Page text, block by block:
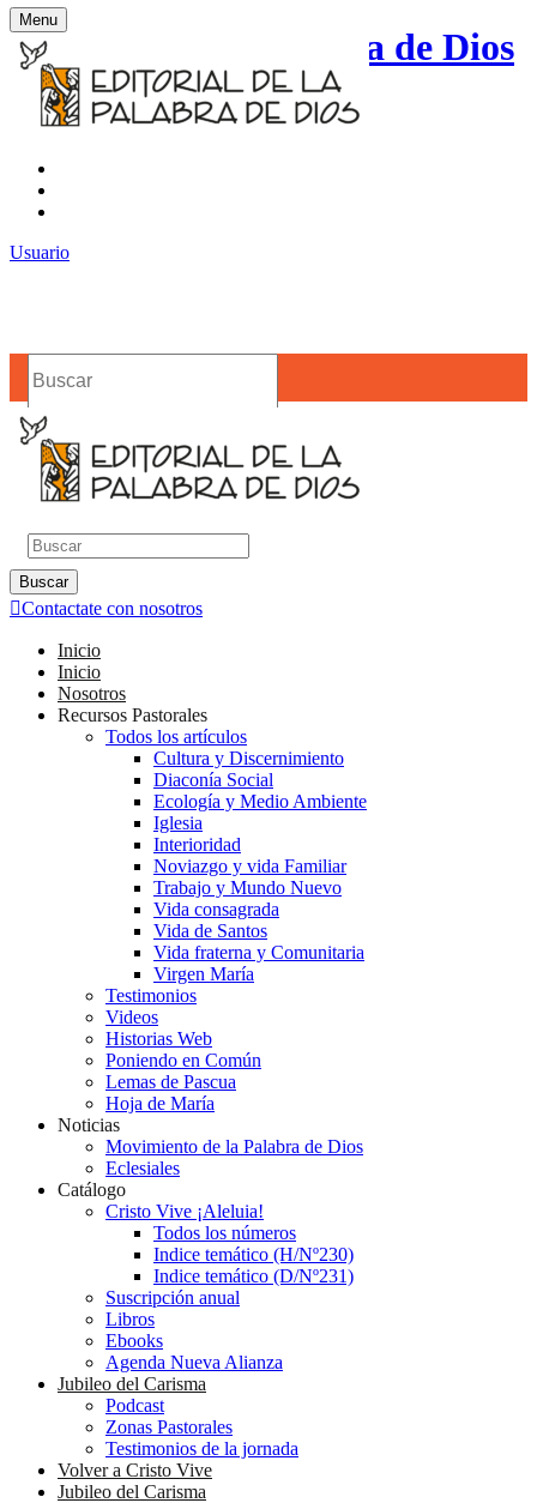
Editorial de la Palabra de Dios
Contacto
Noticias
Usuario
Menu
Buscar
Buscar
Contactate con nosotros
Inicio
Inicio
Nosotros
Recursos Pastorales
Todos los artículos
Cultura y Discernimiento
Diaconía Social
Ecología y Medio Ambiente
Iglesia
Interioridad
Noviazgo y vida Familiar
Trabajo y Mundo Nuevo
Vida consagrada
Vida de Santos
Vida fraterna y Comunitaria
Virgen María
Testimonios
Videos
Historias Web
Poniendo en Común
Lemas de Pascua
Hoja de María
Noticias
Movimiento de la Palabra de Dios
Eclesiales
Catálogo
Cristo Vive ¡Aleluia!
Todos los números
Indice temático (H/Nº230)
Indice temático (D/Nº231)
Suscripción anual
Libros
Ebooks
Agenda Nueva Alianza
Jubileo del Carisma
Podcast
Zonas Pastorales
Testimonios de la jornada
Volver a Cristo Vive
Jubileo del Carisma